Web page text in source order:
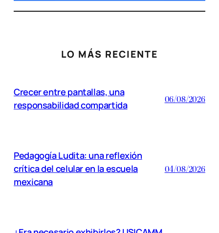
LO MÁS RECIENTE
Crecer entre pantallas, una
responsabilidad compartida
06/08/2026
Pedagogía Ludita: una reflexión
crítica del celular en la escuela
mexicana
04/08/2026